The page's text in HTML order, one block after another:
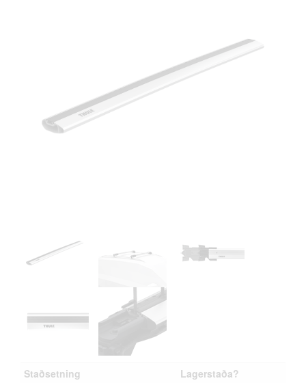
Staðsetning
Lagerstaða?